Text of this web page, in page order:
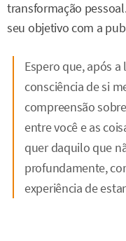
transformação
seu objetivo com a
Espero que, após
consciência de si
compreensão
entre você e as
quer daquilo que
profundamente,
experiência de